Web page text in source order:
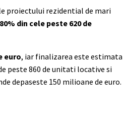
proiectului rezidential de mari
80% din cele peste 620 de
euro, iar finalizarea este estimata
peste 860 de unitati locative si
depaseste 150 milioane de euro.